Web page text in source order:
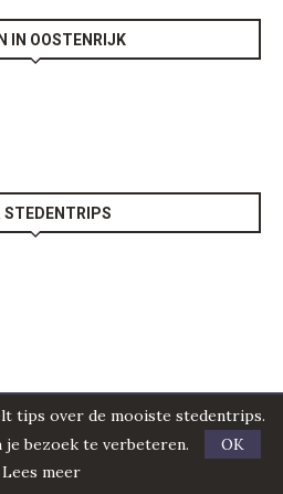
IN OOSTENRIJK
STEDENTRIPS
tips over de mooiste stedentrips.
je bezoek te verbeteren.
OK
Lees meer